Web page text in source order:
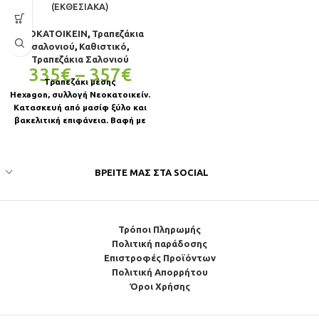
(ΕΚΘΕΣΙΑΚΆ)
ΝΕΟΚΑΤΟΙΚΕΙΝ Τραπεζάκια
σαλονιού Καθιστικό
Τραπεζάκια Σαλονιού
335€ – 357€
Τραπεζάκι μέσης
Hexagon, συλλογή Νεοκατοικείν.
Κατασκευή από μασίφ ξύλο και
βακελιτική επιφάνεια. Βαφή με
ΒΡΕΊΤΕ ΜΑΣ ΣΤΑ SOCIAL
Τρόποι Πληρωμής
Πολιτική παράδοσης
Επιστροφές Προϊόντων
Πολιτική Απορρήτου
Όροι Χρήσης